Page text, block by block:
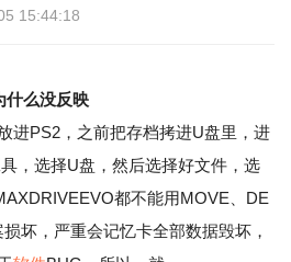
15:44:18
什么没反映
PS2，之前把存档拷进U盘里，进
，选择U盘，然后选择好文件，选
都不能用MOVE、DE
坏，严重会记忆卡全部数据毁坏，